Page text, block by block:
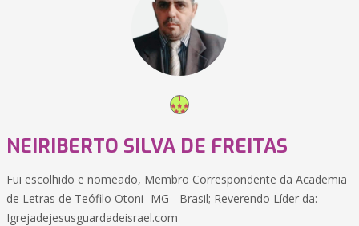
NEIRIBERTO SILVA DE FREITAS
Fui escolhido e nomeado, Membro Correspondente da Academia
de Letras de Teófilo Otoni- MG - Brasil; Reverendo Líder da:
Igrejadejesusguardadeisrael.com